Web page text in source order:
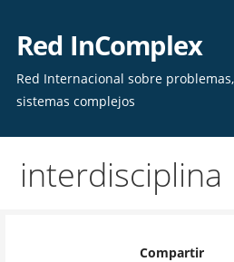
content
Red InComplex
Red Internacional sobre
sistemas complejos
interdisciplina
Compartir